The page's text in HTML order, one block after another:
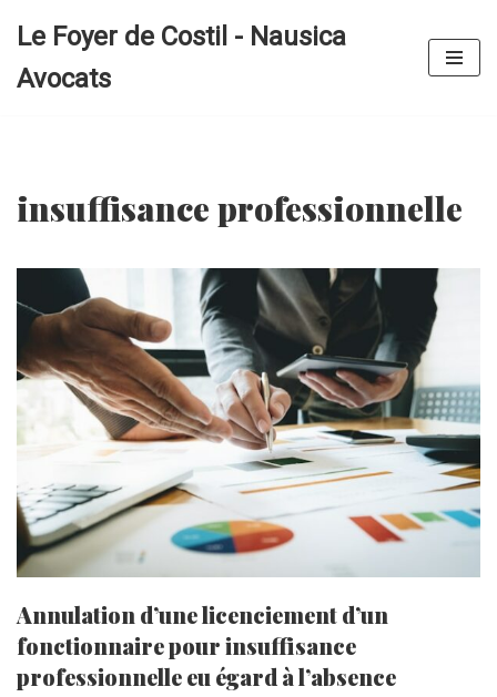
au
Le Foyer de Costil - Nausica
Avocats
insuffisance professionnelle
Annulation d’une licenciement d’un
fonctionnaire pour insuffisance
professionnelle eu égard à l’absence